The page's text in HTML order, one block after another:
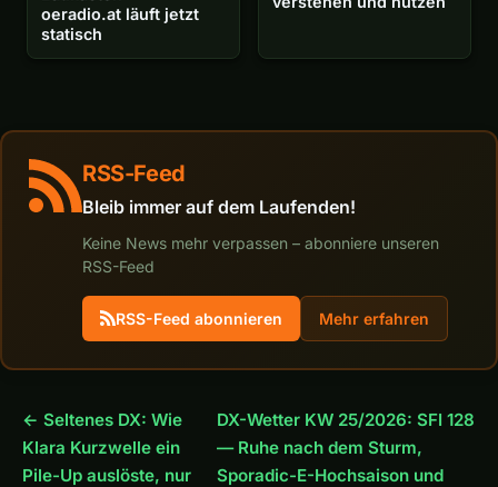
oeradio.at läuft jetzt
statisch
RSS-Feed
Bleib immer auf dem Laufenden!
Keine News mehr verpassen – abonniere unseren
RSS-Feed
RSS-Feed abonnieren Mehr erfahren
← Seltenes DX: Wie
Klara Kurzwelle ein
Pile-Up auslöste, nur
DX-Wetter KW 25/2026: SFI 128
— Ruhe nach dem Sturm,
Sporadic-E-Hochsaison und